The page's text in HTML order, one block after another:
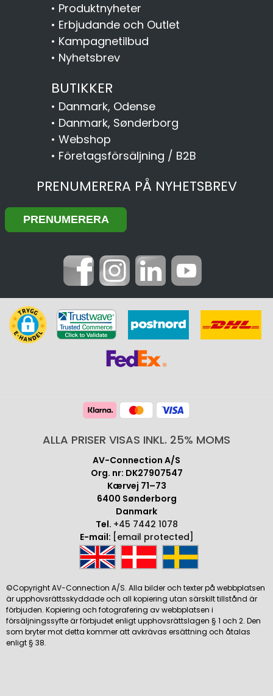
• Produktnyheter
• Erbjudande och Outlet
• Kampagnetilbud
• Nyhetsbrev
BUTIKKER
• Danmark, Odense
• Danmark, Sønderborg
• Webshop
• Företagsförsäljning / B2B
PRENUMERERA PÅ NYHETSBREV
ALLA PRISER VISAS INKL. 25% MOMS
AV-Connection A/S
Org. nr: DK27907547
Kærvej 71–73
6400 Sønderborg
Danmark
Tel. +45 7442 1078
E-mail: [email protected]
©Copyright AV-Connection A/S. Alla bilder och texter på webbplatsen
är upphovsrättsskyddade och all kopiering utan särskilt tillstånd är
förbjuden. Kopiering och fotografering av webbplatsen i
försäljningssyfte är förbjudet enligt upphovsrättslagen § 1 och 2. Den
som bryter mot detta kommer att avkrävas ersättning och åtalas
enligt § 38.